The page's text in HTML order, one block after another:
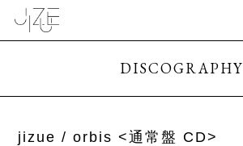
DISCOGRAPHY
jizue / orbis <通常盤 CD>